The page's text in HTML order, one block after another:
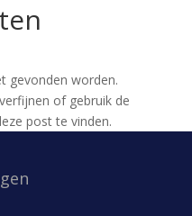
gevonden worden.
of gebruik de
post te vinden.